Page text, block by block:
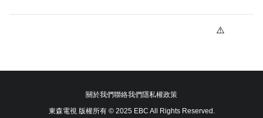
關於我們聯絡我們隱私權政策
東森電視 版權所有 © 2025 EBC All Rights Reserved.